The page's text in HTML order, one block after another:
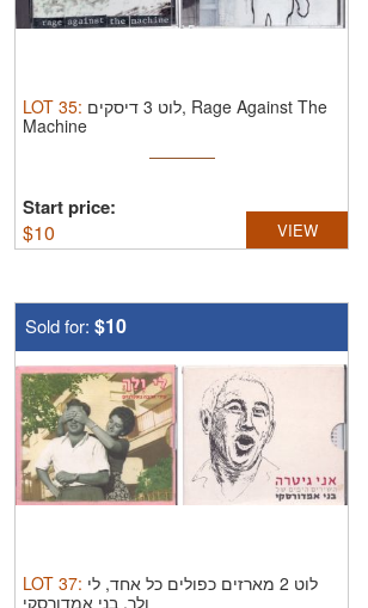
LOT 35: לוט 3 דיסקים, Rage Against The
Machine
Start price:
$10 VIEW
Sold for: $10
LOT 37: לוט 2 מארזים כפולים כל אחד, לי
ולך, בני אמדורסקי